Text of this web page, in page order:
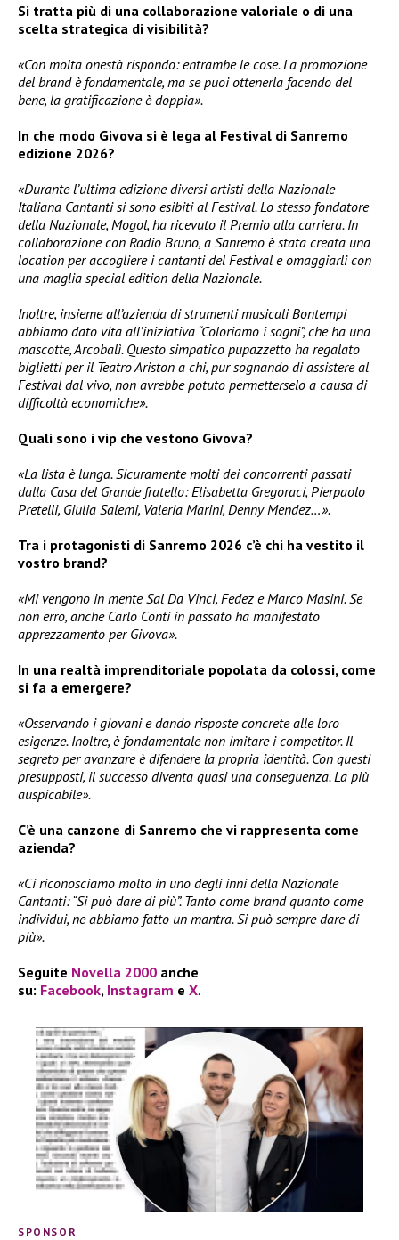
Si tratta più di una collaborazione valoriale o di una
scelta strategica di visibilità?
«Con molta onestà rispondo: entrambe le cose. La promozione
del brand è fondamentale, ma se puoi ottenerla facendo del
bene, la gratificazione è doppia».
In che modo Givova si è lega al Festival di Sanremo
edizione 2026?
«Durante l’ultima edizione diversi artisti della Nazionale
Italiana Cantanti si sono esibiti al Festival. Lo stesso fondatore
della Nazionale, Mogol, ha ricevuto il Premio alla carriera. In
collaborazione con Radio Bruno, a Sanremo è stata creata una
location per accogliere i cantanti del Festival e omaggiarli con
una maglia special edition della Nazionale.
Inoltre, insieme all’azienda di strumenti musicali Bontempi
abbiamo dato vita all’iniziativa “Coloriamo i sogni”, che ha una
mascotte, Arcobalì. Questo simpatico pupazzetto ha regalato
biglietti per il Teatro Ariston a chi, pur sognando di assistere al
Festival dal vivo, non avrebbe potuto permetterselo a causa di
difficoltà economiche».
Quali sono i vip che vestono Givova?
«La lista è lunga. Sicuramente molti dei concorrenti passati
dalla Casa del Grande fratello: Elisabetta Gregoraci, Pierpaolo
Pretelli, Giulia Salemi, Valeria Marini, Denny Mendez…».
Tra i protagonisti di Sanremo 2026 c’è chi ha vestito il
vostro brand?
«Mi vengono in mente Sal Da Vinci, Fedez e Marco Masini. Se
non erro, anche Carlo Conti in passato ha manifestato
apprezzamento per Givova».
In una realtà imprenditoriale popolata da colossi, come
si fa a emergere?
«Osservando i giovani e dando risposte concrete alle loro
esigenze. Inoltre, è fondamentale non imitare i competitor. Il
segreto per avanzare è difendere la propria identità. Con questi
presupposti, il successo diventa quasi una conseguenza. La più
auspicabile».
C’è una canzone di Sanremo che vi rappresenta come
azienda?
«Ci riconosciamo molto in uno degli inni della Nazionale
Cantanti: “Si può dare di più”. Tanto come brand quanto come
individui, ne abbiamo fatto un mantra. Si può sempre dare di
più».
Seguite Novella 2000 anche
su: Facebook, Instagram e X.
SPONSOR